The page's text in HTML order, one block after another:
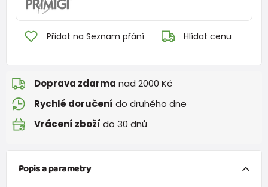
Přidat na Seznam přání Hlídat cenu
Doprava zdarma nad 2000 Kč
Rychlé doručení do druhého dne
Vrácení zboží do 30 dnů
Popis a parametry